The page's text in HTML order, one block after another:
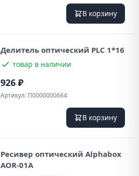
В корзину
Делитель оптический PLC 1*16
товар в наличии
926 ₽
Артикул: П0000000664
В корзину
Ресивер оптический Alphabox
AOR-01A